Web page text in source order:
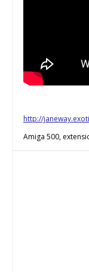
http://
Amiga 500,